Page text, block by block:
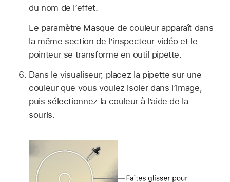
du nom de l’effet.
Le paramètre Masque de couleur apparaît dans
la même section de l’inspecteur vidéo et le
pointeur se transforme en outil pipette.
Dans le visualiseur, placez la pipette sur une
couleur que vous voulez isoler dans l’image,
puis sélectionnez la couleur à l’aide de la
souris.